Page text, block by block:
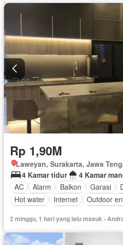
Rp 1,90M
Laweyan, Surakarta, Jawa
4 Kamar tidur
4 Kamar
AC
Alarm Balkon Garasi
Hot water
Internet
Outdoor
2 minggu, 1 hari yang lalu masuk -